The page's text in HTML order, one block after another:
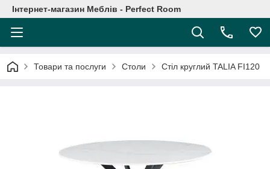
Інтернет-магазин Меблів - Perfect Room
Товари та послуги Столи Стіл круглий TALIA FI120